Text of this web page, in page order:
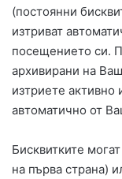
(постоянни
изтриват
посещението си.
архивирани на
изтриете активно
автоматично от
Бисквитките
на първа страна)